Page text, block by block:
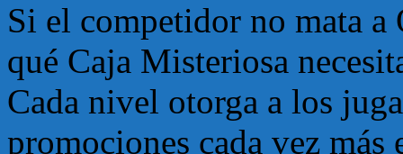
Si el competidor no mata
qué Caja Misteriosa
Cada nivel otorga a los
promociones cada vez más